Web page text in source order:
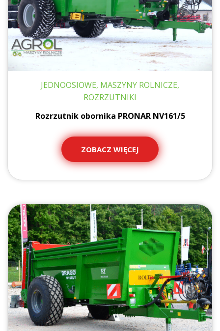
JEDNOOSIOWE, MASZYNY ROLNICZE,
ROZRZUTNIKI
Rozrzutnik obornika PRONAR NV161/5
ZOBACZ WIĘCEJ